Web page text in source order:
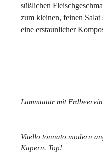
süßlichen
zum kleinen, feinen Salat
eine erstaunlicher
Lammtatar mit
Vitello tonnato modern
Kapern. Top!